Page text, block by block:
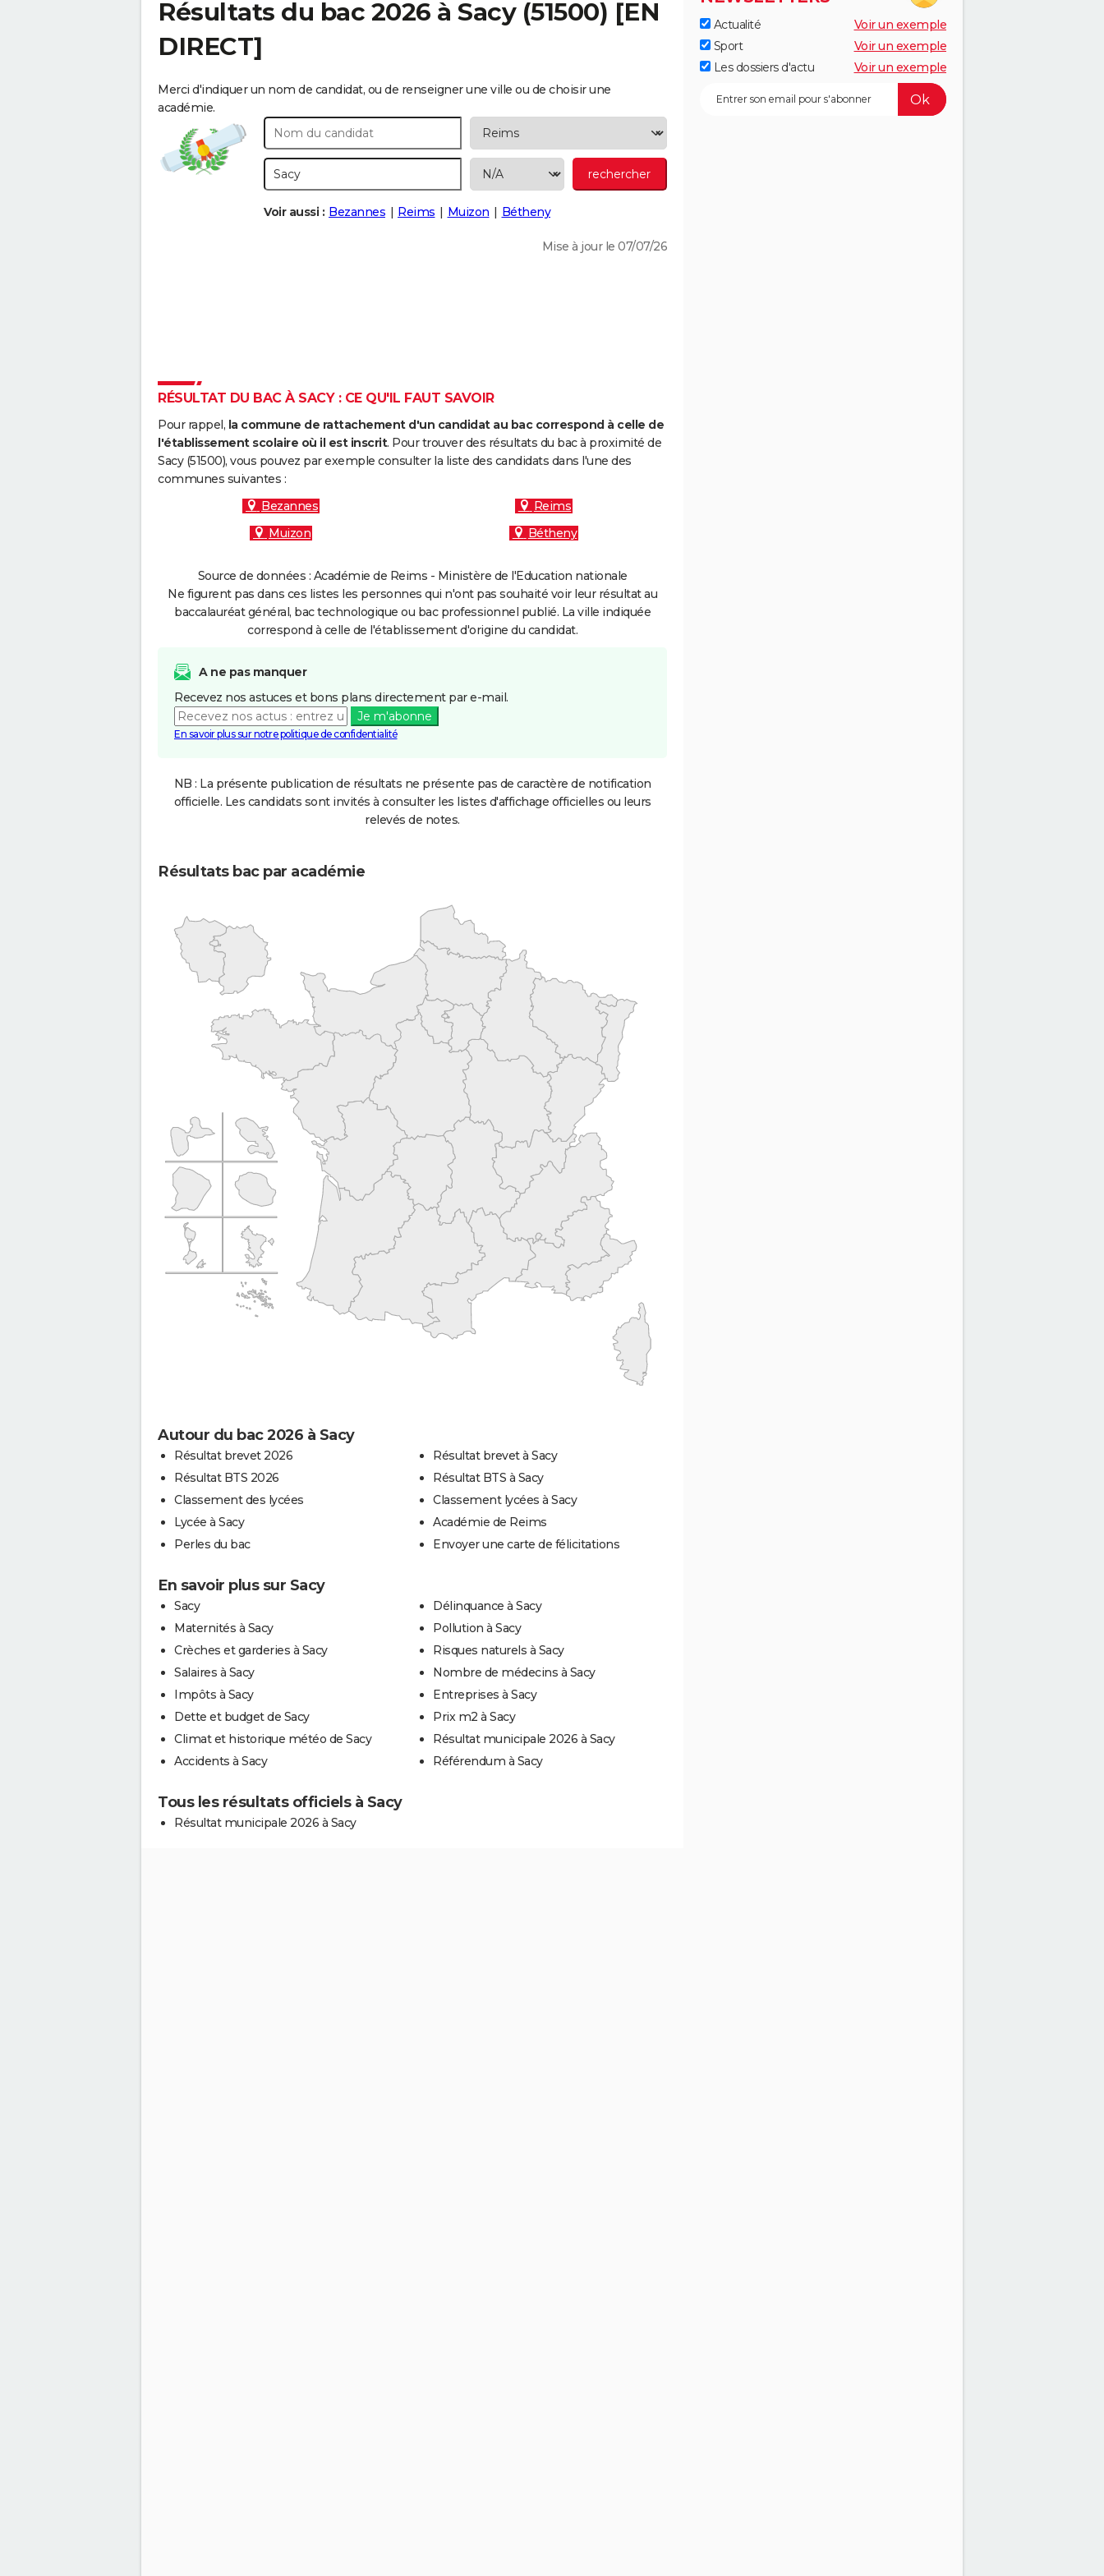
Résultats du bac 2026 à Sacy(51500) [EN
DIRECT]
Merci d'indiquer un nom de candidat, ou de renseigner une ville ou de choisir une
académie.
Voir aussi : Bezannes Reims Muizon Bétheny
Mise à jour le 07/07/26
RÉSULTAT DU BAC À SACY : CE QU'IL FAUT SAVOIR
Pour rappel, la commune de rattachement d'un candidat au bac correspond à celle de
l'établissement scolaire où il est inscrit. Pour trouver des résultats du bac à proximité de
Sacy (51500), vous pouvez par exemple consulter la liste des candidats dans l'une des
communes suivantes :
Bezannes
Reims
Muizon
Bétheny
Source de données : Académie de Reims - Ministère de l'Education nationale
Ne figurent pas dans ces listes les personnes qui n'ont pas souhaité voir leur résultat au
baccalauréat général, bac technologique ou bac professionnel publié. La ville indiquée
correspond à celle de l'établissement d'origine du candidat.
A ne pas manquer
Recevez nos astuces et bons plans directement par e-mail.
Je m'abonne
En savoir plus sur notre politique de confidentialité
NB : La présente publication de résultats ne présente pas de caractère de notification
officielle. Les candidats sont invités à consulter les listes d'affichage officielles ou leurs
relevés de notes.
Résultats bac par académie
Autour du bac 2026 à Sacy
Résultat brevet 2026
Résultat BTS 2026
Classement des lycées
Lycée à Sacy
Perles du bac
Résultat brevet à Sacy
Résultat BTS à Sacy
Classement lycées à Sacy
Académie de Reims
Envoyer une carte de félicitations
En savoir plus sur Sacy
Sacy
Maternités à Sacy
Crèches et garderies à Sacy
Salaires à Sacy
Impôts à Sacy
Dette et budget de Sacy
Climat et historique météo de Sacy
Accidents à Sacy
Délinquance à Sacy
Pollution à Sacy
Risques naturels à Sacy
Nombre de médecins à Sacy
Entreprises à Sacy
Prix m2 à Sacy
Résultat municipale 2026 à Sacy
Référendum à Sacy
Tous les résultats officiels à Sacy
Résultat municipale 2026 à Sacy
Actualité
Voir un exemple
Sport
Voir un exemple
Les dossiers d'actu
Voir un exemple